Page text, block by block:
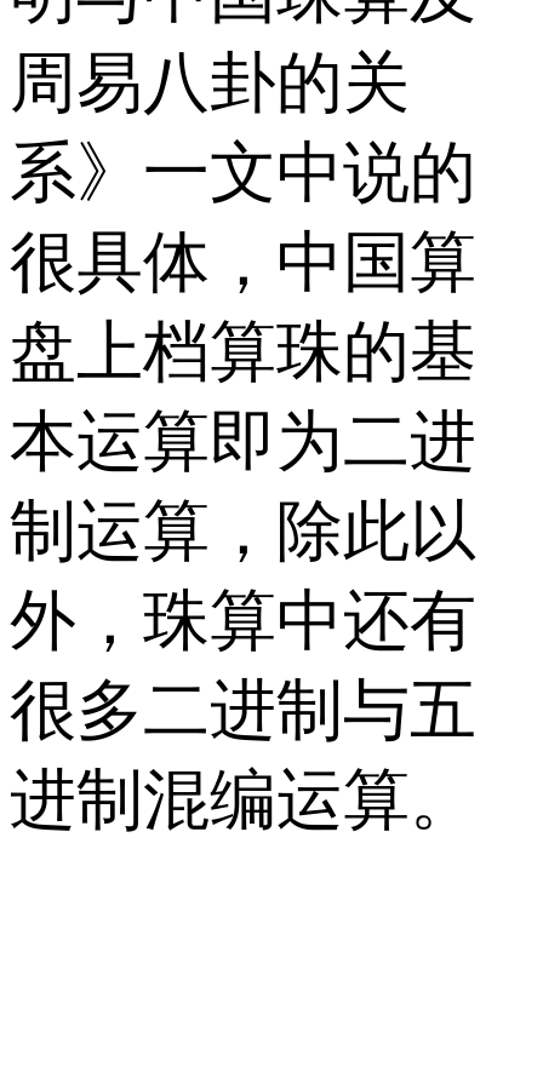
周易八卦的关
系》一文中说的
很具体，中国算
盘上档算珠的基
本运算即为二进
制运算，除此以
外，珠算中还有
很多二进制与五
进制混编运算。